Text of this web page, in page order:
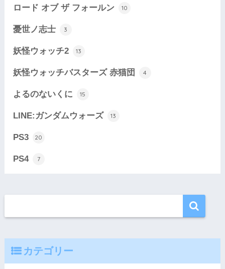
ロード オブ ザ フォールン 10
憂世ノ志士 3
妖怪ウォッチ2 13
妖怪ウォッチバスターズ 赤猫団 4
よるのないくに 15
LINE:ガンダムウォーズ 13
PS3 20
PS4 7
カテゴリー